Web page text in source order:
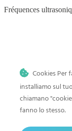
Fréquences
Nettoyage par
Histoire et progrès
Comment nettoyer
Cookies Per
installiamo sul
chiamano
fanno lo stesso.